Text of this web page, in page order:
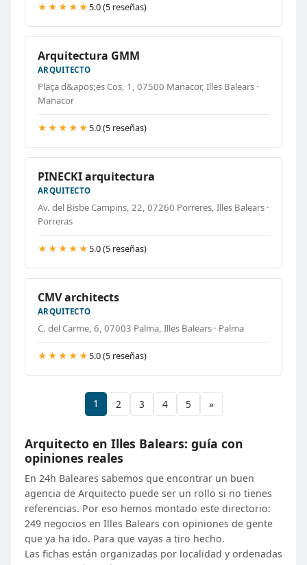
★★★★★ 5.0 (5 reseñas)
Arquitectura GMM
ARQUITECTO
Plaça d&apos;es Cos, 1, 07500 Manacor, Illes Balears ·
Manacor
★★★★★ 5.0 (5 reseñas)
PINECKI arquitectura
ARQUITECTO
Av. del Bisbe Campins, 22, 07260 Porreres, Illes Balears ·
Porreras
★★★★★ 5.0 (5 reseñas)
CMV architects
ARQUITECTO
C. del Carme, 6, 07003 Palma, Illes Balears · Palma
★★★★★ 5.0 (5 reseñas)
1 2 3 4 5 »
Arquitecto en Illes Balears: guía con
opiniones reales
En 24h Baleares sabemos que encontrar un buen
agencia de Arquitecto puede ser un rollo si no tienes
referencias. Por eso hemos montado este directorio:
249 negocios en Illes Balears con opiniones de gente
que ya ha ido. Para que vayas a tiro hecho.
Las fichas están organizadas por localidad y ordenadas